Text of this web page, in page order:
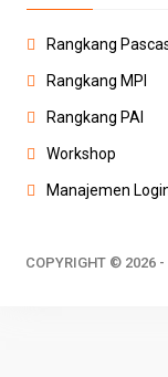
Rangkang
Rangkang MPI
Rangkang PAI
Workshop
Manajemen
COPYRIGHT © 2026 -